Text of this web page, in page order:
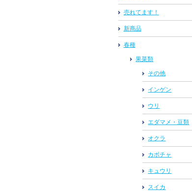
売れてます！
新商品
春種
果菜類
その他
インゲン
ウリ
エダマメ・豆類
オクラ
カボチャ
キュウリ
スイカ